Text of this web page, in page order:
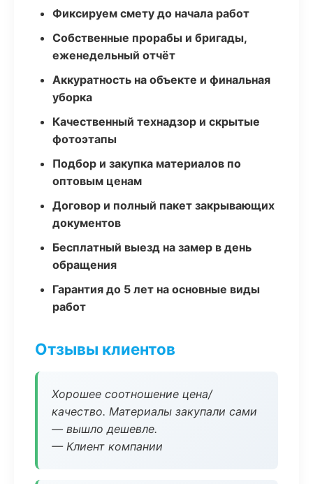
Фиксируем смету до начала работ
Собственные прорабы и бригады,
еженедельный отчёт
Аккуратность на объекте и финальная
уборка
Качественный технадзор и скрытые
фотоэтапы
Подбор и закупка материалов по
оптовым ценам
Договор и полный пакет закрывающих
документов
Бесплатный выезд на замер в день
обращения
Гарантия до 5 лет на основные виды
работ
Отзывы клиентов
Хорошее соотношение цена/
качество. Материалы закупали сами
— вышло дешевле.
— Клиент компании